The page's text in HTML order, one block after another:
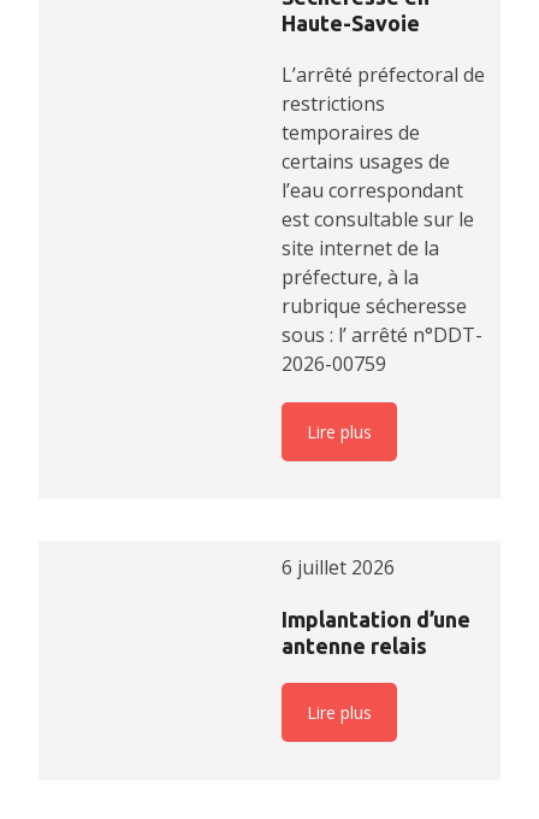
Haute-Savoie
L’arrêté préfectoral de
restrictions
temporaires de
certains usages de
l’eau correspondant
est consultable sur le
site internet de la
préfecture, à la
rubrique sécheresse
sous : l’ arrêté n°DDT-
2026-00759
Lire plus
6 juillet 2026
Implantation d’une
antenne relais
Lire plus